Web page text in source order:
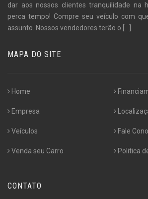
dar aos nossos clientes tranquilidade na
perca tempo! Compre seu veículo com
assunto. Nossos vendedores terão o
MAPA DO SITE
Home
Empresa
Veículos
Venda seu Carro
Fale
Politica
CONTATO